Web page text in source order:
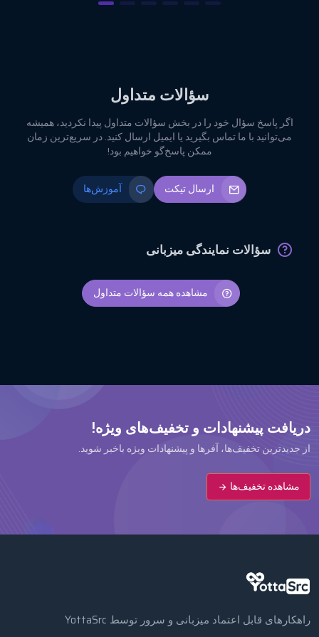
سؤالات متداول
اگر پاسخ سؤال خود را در بخش سؤالات متداول پیدا نکردید، همیشه
می‌توانید با ما تماس بگیرید یا ایمیل ارسال کنید. در سریع‌ترین زمان
ممکن پاسخ‌گو خواهیم بود!
ارسال تیکت آموزش‌ها
سؤالات نمایندگی میزبانی
مشاهده همه سؤالات متداول
دریافت پیشنهادات و تخفیف‌های ویژه!
از جدیدترین تخفیف‌ها، آفرها و پیشنهادات ویژه باخبر شوید.
مشاهده تخفیف‌ها
راهکارهای قابل اعتماد میزبانی و سرور توسط YottaSrc